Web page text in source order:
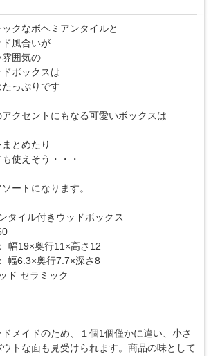
クなボヘミアンタイルと
風合いが
囲気の
ボックスは
っぷりです
クセントにもなる可愛いボックスは
とめたり
使えそう・・・
ートになります。
タイル付きウッドボックス
幅19×奥行11×高さ12
幅6.3×奥行7.7×深さ8
ド セラミック
メイドのため、１個1個僅かに違い、小さ
トな面も見受けられます。商品の味として